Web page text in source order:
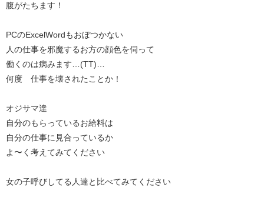
腹がたちます！
PCのExcelWordもおぼつかない
人の仕事を邪魔するお方の顔色を伺って
働くのは病みます…(TT)…
何度 仕事を壊されたことか！
オジサマ達
自分のもらっているお給料は
自分の仕事に見合っているか
よ〜く考えてみてください
女の子呼びしてる人達と比べてみてください